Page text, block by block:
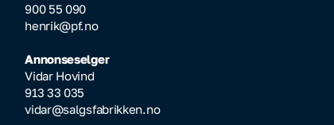
900 55 090
henrik@pf.no
Annonseselger
Vidar Hovind
913 33 035
vidar@salgsfabrikken.no